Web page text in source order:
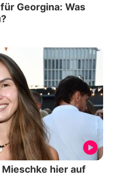
Georgina: Was
hier auf